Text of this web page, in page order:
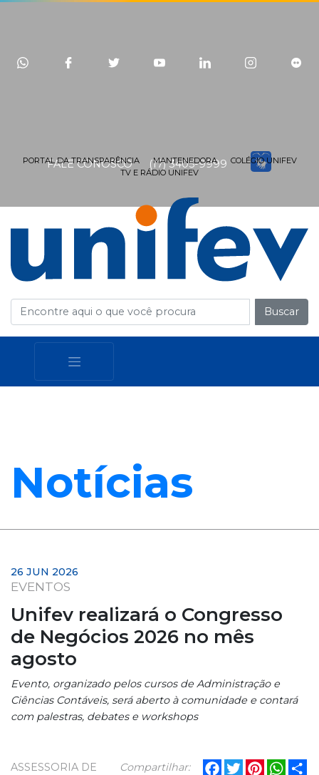
FALE CONOSCO (17) 3405-9999
PORTAL DA TRANSPARÊNCIA MANTENEDORA
COLÉGIO UNIFEV
TV E RÁDIO UNIFEV
Buscar
Notícias
26 JUN 2026
EVENTOS
Unifev realizará o Congresso
de Negócios 2026 no mês
agosto
Evento, organizado pelos cursos de Administração e
Ciências Contáveis, será aberto à comunidade e contará
com palestras, debates e workshops
Compartilhar: Facebook
TwitterPinterest
ASSESSORIA DE